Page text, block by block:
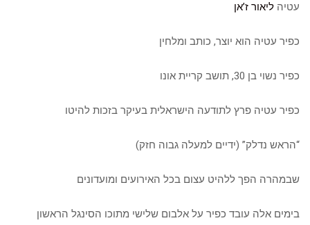
עטיה ליאור ז’אן
כפיר עטיה הוא יוצר, כותב ומלחין
כפיר נשוי בן 30, תושב קריית אונו
כפיר עטיה פרץ לתודעה הישראלית בעיקר בזכות להיטו
“הראש נדלק” (ידיים למעלה גבוה חזק)
שבמהרה הפך ללהיט עצום בכל האירועים ומועדונים
בימים אלה עובד כפיר על אלבום שלישי מתוכו הסינגל הראשון